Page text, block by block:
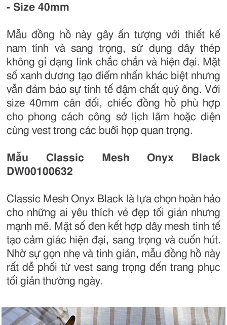
- Size 40mm
Mẫu đồng hồ này gây ấn tượng với thiết kế
nam tính và sang trọng, sử dụng dây thép
không gỉ dạng link chắc chắn và hiện đại. Mặt
số xanh dương tạo điểm nhấn khác biệt nhưng
vẫn đảm bảo sự tinh tế đậm chất quý ông. Với
size 40mm cân đối, chiếc đồng hồ phù hợp
cho phong cách công sở lịch lãm hoặc diện
cùng vest trong các buổi họp quan trọng.
Mẫu Classic Mesh Onyx Black
DW00100632
Classic Mesh Onyx Black là lựa chọn hoàn hảo
cho những ai yêu thích vẻ đẹp tối giản nhưng
mạnh mẽ. Mặt số đen kết hợp dây mesh tinh tế
tạo cảm giác hiện đại, sang trọng và cuốn hút.
Nhờ sự gọn nhẹ và tinh giản, mẫu đồng hồ này
rất dễ phối từ vest sang trọng đến trang phục
tối giản thường ngày.